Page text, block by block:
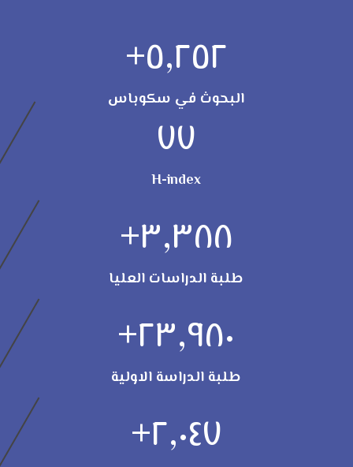
٥,٢٥٢+
البحوث في سكوباس
٧٧
H-index
٣,٣٨٨+
طلبة الدراسات العليا
٢٣,٩٨٠+
طلبة الدراسة الاولية
٢,٠٤٧+